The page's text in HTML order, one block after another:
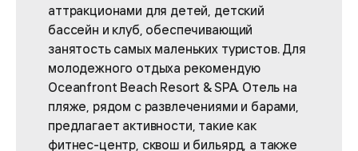
аттракционами для детей, детский
бассейн и клуб, обеспечивающий
занятость самых маленьких туристов. Для
молодежного отдыха рекомендую
Oceanfront Beach Resort & SPA. Отель на
пляже, рядом с развлечениями и барами,
предлагает активности, такие как
фитнес-центр, сквош и бильярд, а также